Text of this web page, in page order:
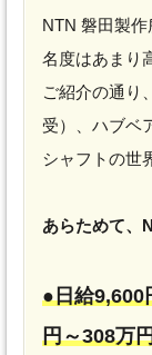
NTN 磐田製
名度はあまり
ご紹介の通り
受）、ハブベ
シャフトの世
あらためて、
●日給9,600
円～308万